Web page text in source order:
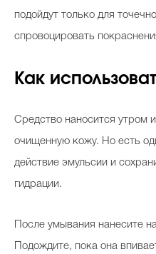
подойдут только для
спровоцировать
Как
Средство наносится утром
очищенную кожу. Но есть
действие эмульсии и
гидрации.
После умывания нанесите
Подождите, пока она